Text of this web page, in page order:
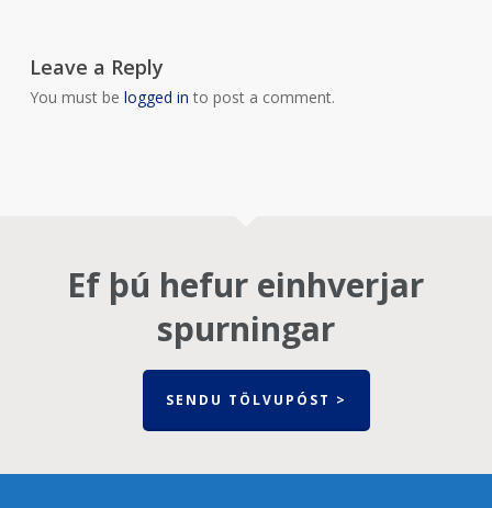
Leave a Reply
You must be logged in to post a comment.
Ef þú hefur einhverjar
spurningar
SENDU TÖLVUPÓST >